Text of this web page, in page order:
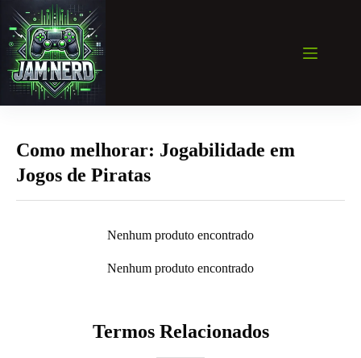
para
conteúdo
Como melhorar: Jogabilidade em
Jogos de Piratas
Nenhum produto encontrado
Nenhum produto encontrado
Termos Relacionados